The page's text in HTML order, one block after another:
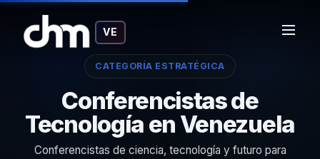
VE
CATEGORÍA ESTRATÉGICA
Conferencistas de
Tecnología en Venezuela
Conferencistas de ciencia, tecnología y futuro para